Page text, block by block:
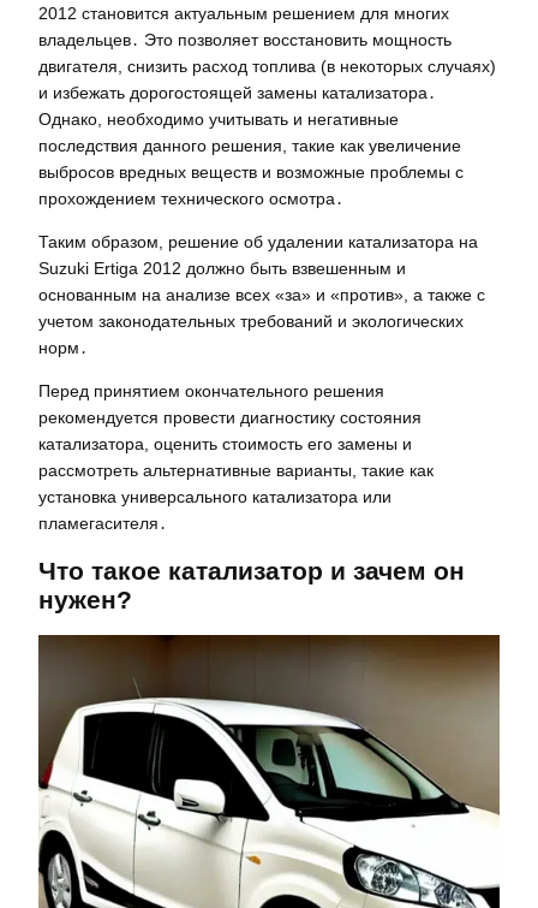
2012 становится актуальным решением для многих
владельцев․ Это позволяет восстановить мощность
двигателя, снизить расход топлива (в некоторых случаях)
и избежать дорогостоящей замены катализатора․
Однако, необходимо учитывать и негативные
последствия данного решения, такие как увеличение
выбросов вредных веществ и возможные проблемы с
прохождением технического осмотра․
Таким образом, решение об удалении катализатора на
Suzuki Ertiga 2012 должно быть взвешенным и
основанным на анализе всех «за» и «против», а также с
учетом законодательных требований и экологических
норм․
Перед принятием окончательного решения
рекомендуется провести диагностику состояния
катализатора, оценить стоимость его замены и
рассмотреть альтернативные варианты, такие как
установка универсального катализатора или
пламегасителя․
Что такое катализатор и зачем он
нужен?